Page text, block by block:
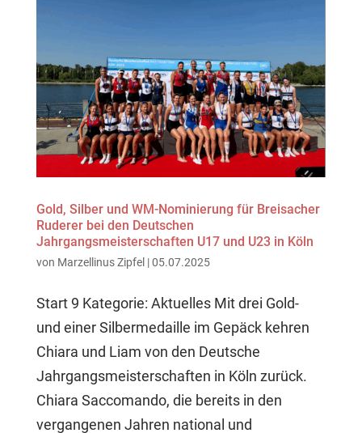
Gold, Silber und WM-Nominierung für Breisacher
Ruderer bei den Deutschen
Jahrgangsmeisterschaften U17 und U23 in Köln
von Marzellinus Zipfel |05.07.2025
Start 9 Kategorie: Aktuelles Mit drei Gold-
und einer Silbermedaille im Gepäck kehren
Chiara und Liam von den Deutsche
Jahrgangsmeisterschaften in Köln zurück.
Chiara Saccomando, die bereits in den
vergangenen Jahren national und